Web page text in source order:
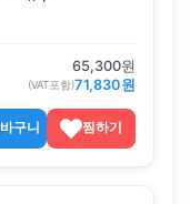
65,300원
(VAT포함)71,830원
구니 찜하기